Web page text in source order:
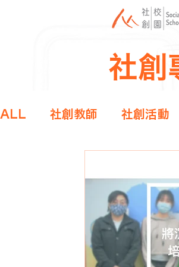
社創
ALL 社創教師 社創活動